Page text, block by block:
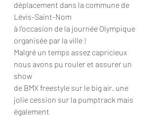
déplacement dans la commune de
Lévis-Saint-Nom
à l'occasion de la journée Olympique
organisée par la ville !
Malgré un temps assez capricieux
nous avons pu rouler et assurer un
show
de BMX freestyle sur le big air, une
jolie cession sur la pumptrack mais
également